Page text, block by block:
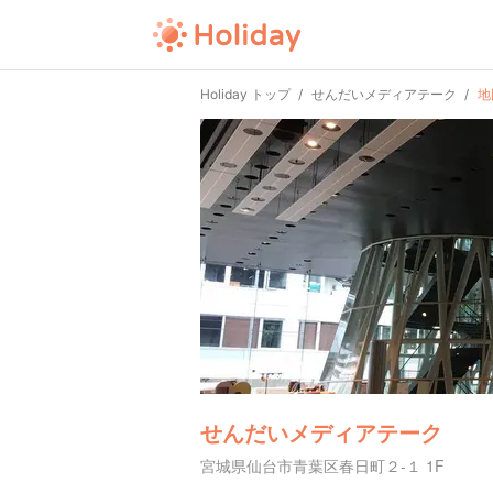
Holiday トップ せんだいメディアテーク 地
せんだいメディアテーク
宮城県仙台市青葉区春日町２-１ 1F